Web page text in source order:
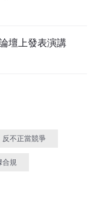
壇上發表演講
反不正當競爭
合規